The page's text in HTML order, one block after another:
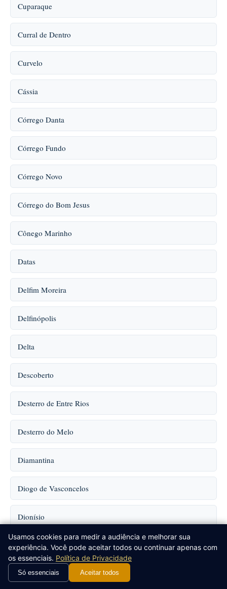
Cuparaque
Curral de Dentro
Curvelo
Cássia
Córrego Danta
Córrego Fundo
Córrego Novo
Córrego do Bom Jesus
Cônego Marinho
Datas
Delfim Moreira
Delfinópolis
Delta
Descoberto
Desterro de Entre Rios
Desterro do Melo
Diamantina
Diogo de Vasconcelos
Dionísio
Divino
Divino das Laranjeiras
Usamos cookies para medir a audiência e melhorar sua
experiência. Você pode aceitar todos ou continuar apenas com
os essenciais. Política de Privacidade
Só essenciais Aceitar todos